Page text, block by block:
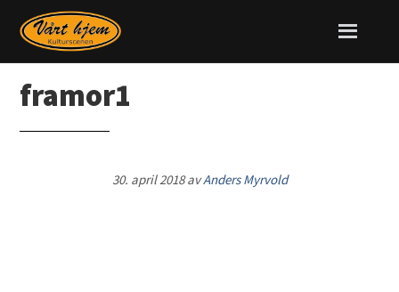
framor1
30. april 2018avAnders Myrvold